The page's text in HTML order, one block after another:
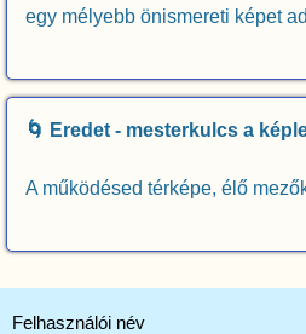
egy mélyebb önismereti képet
🌀 Eredet - mesterkulcs a
A működésed térképe, élő
Felhasználói név